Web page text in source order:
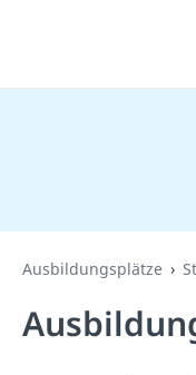
Ausbildungsplätze